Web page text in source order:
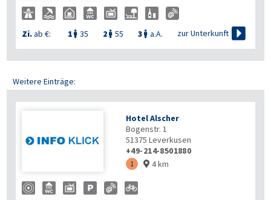
Zi.ab €: 1  35 2  55 3  a.A. zur Unterkunft 
Weitere Einträge:
Hotel Alscher
Bogenstr. 1
51375 Leverkusen
+49-214-8501880
1  4 km